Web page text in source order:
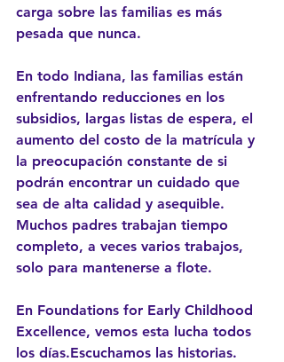
carga sobre las familias es más
pesada que nunca.
En todo Indiana, las familias están
enfrentando reducciones en los
subsidios, largas listas de espera, el
aumento del costo de la matrícula y
la preocupación constante de si
podrán encontrar un cuidado que
sea de alta calidad y asequible.
Muchos padres trabajan tiempo
completo, a veces varios trabajos,
solo para mantenerse a flote.
En Foundations for Early Childhood
Excellence, vemos esta lucha todos
los días.Escuchamos las historias.